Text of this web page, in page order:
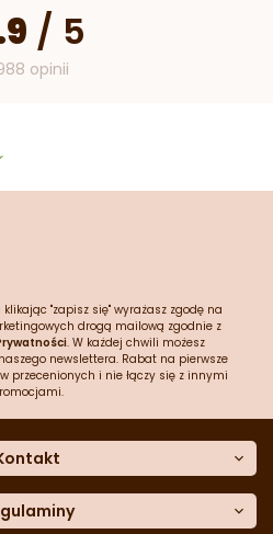
/ 5
opinii
"zapisz się" wyrażasz zgodę na
drogą mailową zgodnie z
. W każdej chwili możesz
newslettera. Rabat na pierwsze
przecenionych i nie łączy się z innymi
kontaktowe